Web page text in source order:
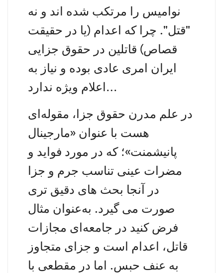
نوامیس را مرتکب شده اند و نه
"قتل". چرا که اعدام (یا در حقیقت
قصاص) قاتلین در حقوق جزایی
ایران امری عادی بوده و نیاز به
اعلام ویژه ندارد…
در علم مدرن حقوق جزا، مقوله‌ای
هست با عنوان «مارجینال
پانیشمنت»؛ که در مورد فواید و
مضرات عینی تناسب جرم و جزا
در آنجا بحث های دقیق تری
صورت می گیرد. به‌عنوان مثال
فرض کنید در جامعه‌ای مجازات
قاتل، اعدام است و جزای متجاوز
به عنف حبس. اما در مقطعی با